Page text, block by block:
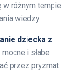
w różnym tempie
wiedzy.
dziecka z
i słabe
przez pryzmat